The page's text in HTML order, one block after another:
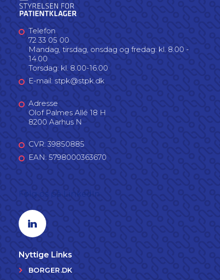
Telefon
72 33 05 00
Mandag, tirsdag, onsdag og fredag: kl. 8.00 -
14.00
Torsdag: kl. 8.00-16.00
E-mail: stpk@stpk.dk
Adresse
Olof Palmes Allé 18 H
8200 Aarhus N
CVR: 39850885
EAN: 5798000363670
Linkedin profil
Nyttige Links
BORGER.DK